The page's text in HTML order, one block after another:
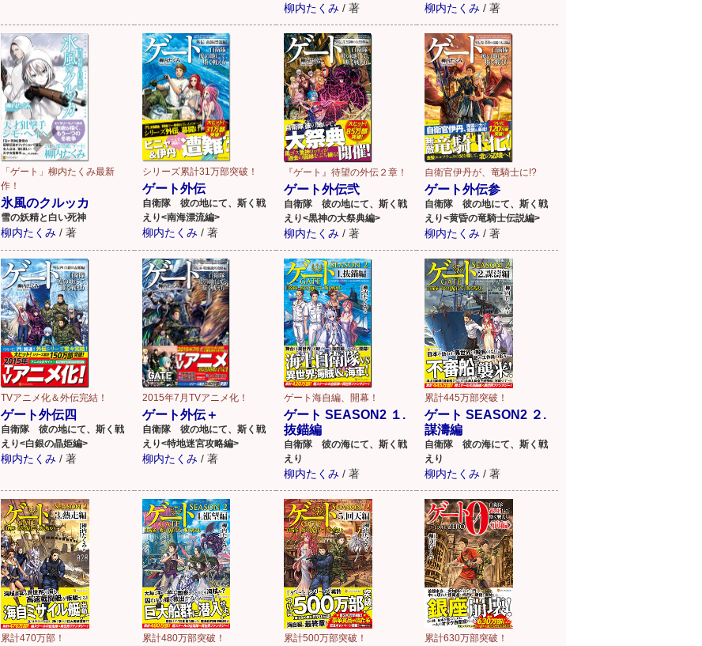
そして、レレイを護衛する異世界美少女達と伊丹。
果たして『門』はどうなってしまうのか――？
陰謀巡る第４章、開幕！
柳内たくみ / 著 柳内たくみ / 著
「ゲート」柳内たくみ最新
作！
氷風のクルッカ
雪の妖精と白い死神
柳内たくみ / 著
シリーズ累計31万部突破！
ゲート外伝
自衛隊 彼の地にて、斯く戦
えり<南海漂流編>
柳内たくみ / 著
『ゲート』待望の外伝２章！
ゲート外伝弐
自衛隊 彼の地にて、斯く戦
えり<黒神の大祭典編>
柳内たくみ / 著
自衛官伊丹が、竜騎士に!?
ゲート外伝参
自衛隊 彼の地にて、斯く戦
えり<黄昏の竜騎士伝説編>
柳内たくみ / 著
TVアニメ化＆外伝完結！
ゲート外伝四
自衛隊 彼の地にて、斯く戦
えり<白銀の晶姫編>
柳内たくみ / 著
2015年7月TVアニメ化！
ゲート外伝＋
自衛隊 彼の地にて、斯く戦
えり<特地迷宮攻略編>
柳内たくみ / 著
ゲート海自編、開幕！
ゲート SEASON2 １.
抜錨編
自衛隊 彼の海にて、斯く戦
えり
柳内たくみ / 著
累計445万部突破！
ゲート SEASON2 ２.
謀濤編
自衛隊 彼の海にて、斯く戦
えり
柳内たくみ / 著
累計470万部！ 累計480万部突破！ 累計500万部突破！ 累計630万部突破！